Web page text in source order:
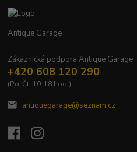
Antique Garage
Zákaznická podpora Antique Garage
+420 608 120 290
(Po-Čt, 10-18 hod.)
antiquegarage@seznam.cz